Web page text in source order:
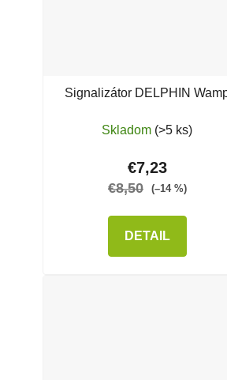
Signalizátor DELPHIN
Skladom (>5 ks)
€7,23
€8,50 (–14 %)
DETAIL